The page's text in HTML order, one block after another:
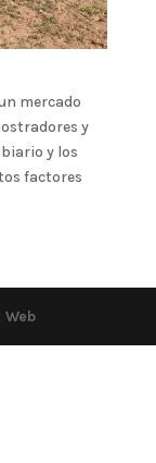
mercado
y
y los
factores
Web